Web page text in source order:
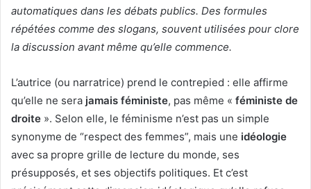
automatiques dans les débats publics. Des formules
répétées comme des slogans, souvent utilisées pour clore
la discussion avant même qu’elle commence.
L’autrice (ou narratrice) prend le contrepied : elle affirme
qu’elle ne sera jamais féministe, pas même « féministe de
droite ». Selon elle, le féminisme n’est pas un simple
synonyme de “respect des femmes”, mais une idéologie
avec sa propre grille de lecture du monde, ses
présupposés, et ses objectifs politiques. Et c’est